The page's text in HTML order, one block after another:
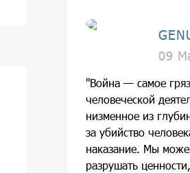
09
"Война — самое
человеческой
низменное из
за убийство
наказание. Мы
разрушать